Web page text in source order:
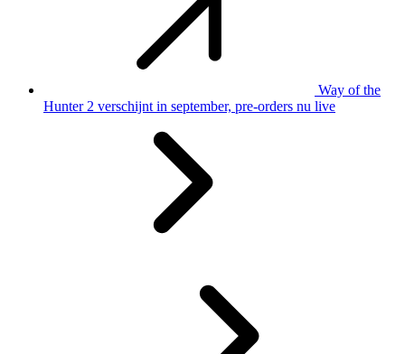
Way of the
Hunter 2 verschijnt in september, pre-orders nu live